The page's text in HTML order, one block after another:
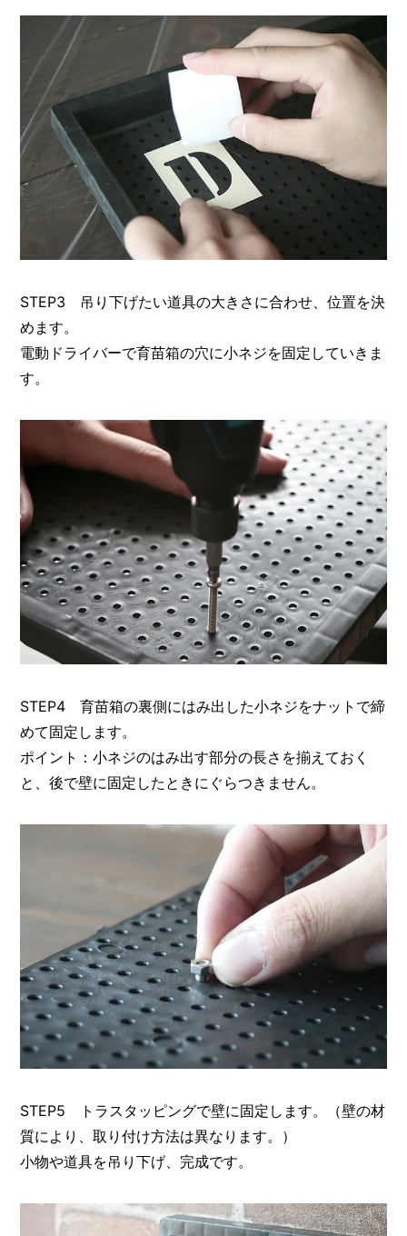
STEP3 吊り下げたい道具の大きさに合わせ、位置を決
めます。
電動ドライバーで育苗箱の穴に小ネジを固定していきま
す。
STEP4 育苗箱の裏側にはみ出した小ネジをナットで締
めて固定します。
ポイント：小ネジのはみ出す部分の長さを揃えておく
と、後で壁に固定したときにぐらつきません。
STEP5 トラスタッピングで壁に固定します。（壁の材
質により、取り付け方法は異なります。）
小物や道具を吊り下げ、完成です。